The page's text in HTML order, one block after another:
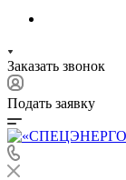
Заказать звонок
Подать заявку